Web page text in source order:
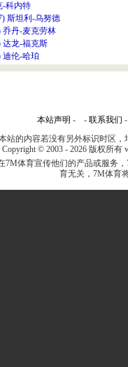
-科内特
斯坦利-乌努德
乔丹-麦克劳林
达龙-福克斯
迪伦-哈珀
本站声明 - - 联系我们
站的内容若没有另外标识时区
Copyright © 2003 - 2026 版权所有
7M体育宣传他们的产品或服务
育无关，7M体育